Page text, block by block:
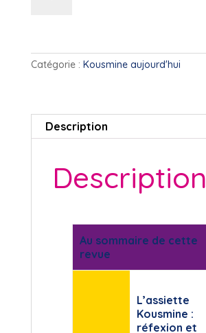
(Juin
2012)
Catégorie : Kousmine aujourd'hui
Description
Description
Au sommaire de cette
revue
L’assiette
Kousmine :
réfexion et